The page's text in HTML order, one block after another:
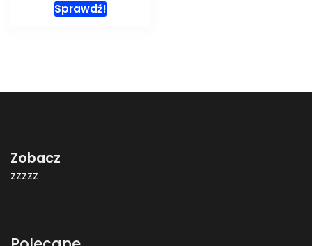
Sprawdź!
Zobacz
zzzzz